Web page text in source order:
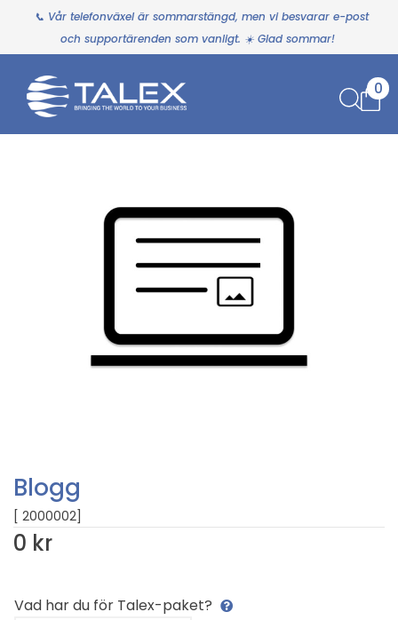
📞 Vår telefonväxel är sommarstängd, men vi besvarar e-post
och supportärenden som vanligt. ☀️ Glad sommar!
0
Blogg
[ 2000002]
0 kr
Vad har du för Talex-paket?